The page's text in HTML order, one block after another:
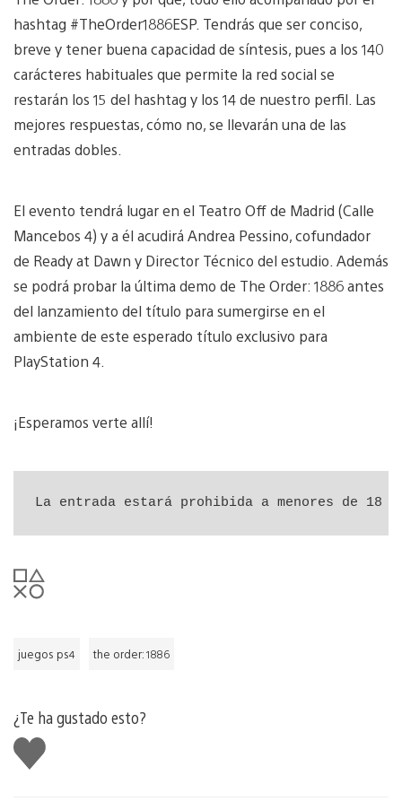
hashtag #TheOrder1886ESP. Tendrás que ser conciso,
breve y tener buena capacidad de síntesis, pues a los 140
carácteres habituales que permite la red social se
restarán los 15 del hashtag y los 14 de nuestro perfil. Las
mejores respuestas, cómo no, se llevarán una de las
entradas dobles.
El evento tendrá lugar en el Teatro Off de Madrid (Calle
Mancebos 4) y a él acudirá Andrea Pessino, cofundador
de Ready at Dawn y Director Técnico del estudio. Además
se podrá probar la última demo de The Order: 1886 antes
del lanzamiento del título para sumergirse en el
ambiente de este esperado título exclusivo para
PlayStation 4.
¡Esperamos verte allí!
La entrada estará prohibida a menores de
juegos ps4 the order: 1886
¿Te ha gustado esto?
Me
gusta